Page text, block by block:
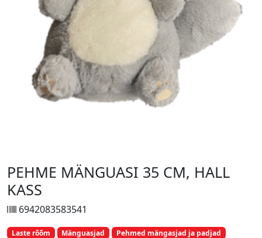
PEHME MÄNGUASI 35 CM, HALL
KASS
6942083583541
Laste rõõm Mänguasjad Pehmed mängasjad ja padjad